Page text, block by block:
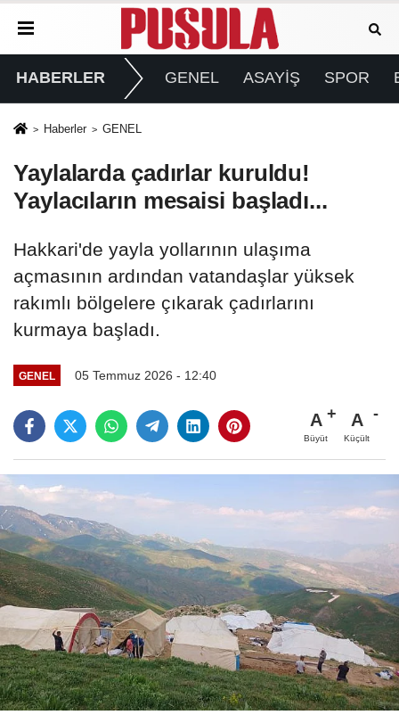
HABERLER GENEL ASAYİŞ SPOR
Haberler GENEL
Yaylalarda çadırlar kuruldu!
Yaylacıların mesaisi başladı...
Hakkari'de yayla yollarının ulaşıma
açmasının ardından vatandaşlar yüksek
rakımlı bölgelere çıkarak çadırlarını
kurmaya başladı.
GENEL 05 Temmuz 2026 - 12:40
A
Büyüt
A
Küçült